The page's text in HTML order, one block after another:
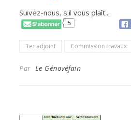
Suivez-nous, s'il vous plaît...
5
1er adjoint Commission travaux
Par Le Génovéfain